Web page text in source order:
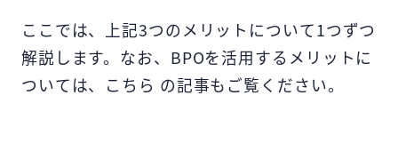
ここでは、上記3つのメリットについて1つずつ
解説します。なお、BPOを活用するメリットに
ついては、こちら の記事もご覧ください。